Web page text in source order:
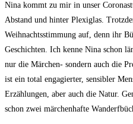
Nina kommt zu mir in unser
Abstand und hinter Plexiglas.
Weihnachtsstimmung auf, denn ihr
Geschichten. Ich kenne Nina schon
nur die Märchen- sondern auch die
ist ein total engagierter, sensibler
Erzählungen, aber auch die Natur.
schon zwei märchenhafte